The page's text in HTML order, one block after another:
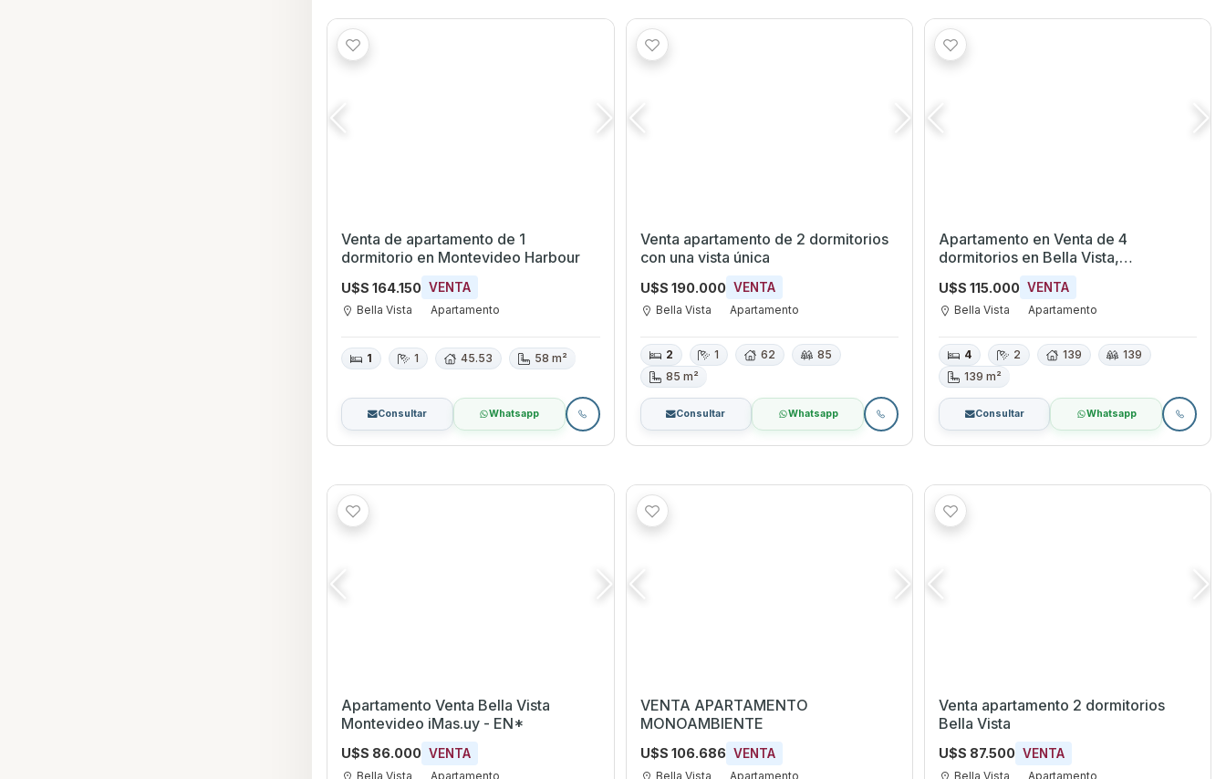
Venta de apartamento de 1
dormitorio en Montevideo Harbour
U$S 164.150 VENTA
Bella Vista Apartamento
1 1 45.53 58 m²
Consultar Whatsapp
Venta apartamento de 2 dormitorios
con una vista única
U$S 190.000 VENTA
Bella Vista Apartamento
2 1 62
85
85 m²
Consultar Whatsapp
Apartamento en Venta de 4
dormitorios en Bella Vista,
Montevideo
U$S 115.000 VENTA
Bella Vista Apartamento
4 2 139
139
139 m²
Consultar Whatsapp
Apartamento Venta Bella Vista
Montevideo iMas.uy - EN*
U$S 86.000 VENTA
Bella Vista Apartamento
VENTA APARTAMENTO
MONOAMBIENTE
U$S 106.686 VENTA
Bella Vista Apartamento
Venta apartamento 2 dormitorios
Bella Vista
U$S 87.500 VENTA
Bella Vista Apartamento